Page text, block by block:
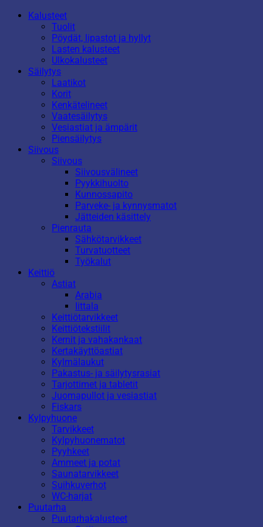
Kalusteet
Tuolit
Pöydät, lipastot ja hyllyt
Lasten kalusteet
Ulkokalusteet
Säilytys
Laatikot
Korit
Kenkätelineet
Vaatesäilytys
Vesiastiat ja ämpärit
Piensäilytys
Siivous
Siivous
Siivousvälineet
Pyykkihuolto
Kunnossapito
Parveke- ja kynnysmatot
Jätteiden käsittely
Pienrauta
Sähkötarvikkeet
Turvatuotteet
Työkalut
Keittiö
Astiat
Arabia
Iittala
Keittiötarvikkeet
Keittiötekstiilit
Kernit ja vahakankaat
Kertakäyttöastiat
Kylmälaukut
Pakastus- ja säilytysrasiat
Tarjottimet ja tabletit
Juomapullot ja vesiastiat
Fiskars
Kylpyhuone
Tarvikkeet
Kylpyhuonematot
Pyyhkeet
Ammeet ja potat
Saunatarvikkeet
Suihkuverhot
WC-harjat
Puutarha
Puutarhakalusteet